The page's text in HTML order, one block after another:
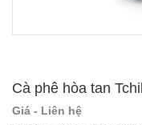
Cà phê hòa tan
Giá - Liên hệ